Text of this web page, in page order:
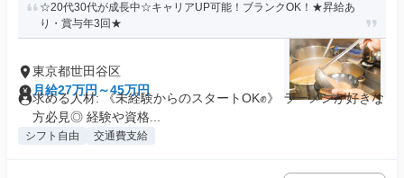
☆20代30代が成長中☆キャリアUP可能！ブランクOK！★昇給あ
り・賞与年3回★
東京都世田谷区
月給27万円～45万円
求める人材: 《未経験からのスタートOK✊️》 ラーメンが好きな
方必見◎ 経験や資格...
シフト自由 交通費支給